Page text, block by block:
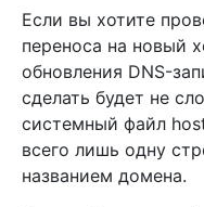
Если вы хотите
переноса на новый
обновления DNS-
сделать будет не
системный файл
всего лишь одну
названием домена.